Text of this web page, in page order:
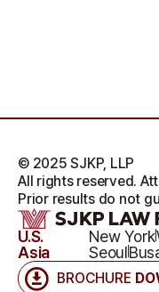
BROCHURE
U.S. New York
Asia
Seoul
© 2025 SJKP, LLP
All rights reserved.
Prior results do not